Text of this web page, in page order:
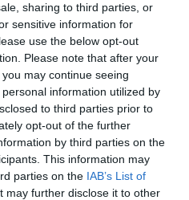
sharing to third parties, or
sensitive information for
use the below opt-out
Please note that after your
may continue seeing
information utilized by
to third parties prior to
opt-out of the further
by third parties on the
This information may
parties on the IAB’s List of
may further disclose it to other
номера с балконом, с которого
курящих и некурящих, 3 номерами
возможностями, а также
не вызывающих аллергии.
плату предоставляется
в мини-баре.
Двухместный Superior
Deluxe для одноместного